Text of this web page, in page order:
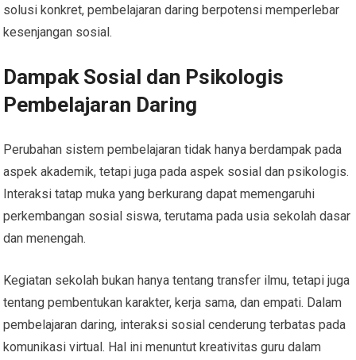
solusi konkret, pembelajaran daring berpotensi memperlebar
kesenjangan sosial.
Dampak Sosial dan Psikologis
Pembelajaran Daring
Perubahan sistem pembelajaran tidak hanya berdampak pada
aspek akademik, tetapi juga pada aspek sosial dan psikologis.
Interaksi tatap muka yang berkurang dapat memengaruhi
perkembangan sosial siswa, terutama pada usia sekolah dasar
dan menengah.
Kegiatan sekolah bukan hanya tentang transfer ilmu, tetapi juga
tentang pembentukan karakter, kerja sama, dan empati. Dalam
pembelajaran daring, interaksi sosial cenderung terbatas pada
komunikasi virtual. Hal ini menuntut kreativitas guru dalam